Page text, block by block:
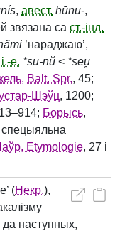
, авест. hūnu‑,
звязана са ст.-інд.
’нараджаю’,
і.-е. *sū‑nŭ < *seu̯
Balt. Spr., 45;
Шэўц, 1200;
Борысь,
спецыяльна
Etymologie, 27 і
(Некр.),
да наступных,